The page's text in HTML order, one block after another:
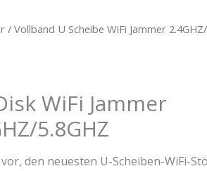
/ Vollband U Scheibe WiFi Jammer
WiFi Jammer
5.8GHZ
den neuesten U-Scheiben-WiFi-